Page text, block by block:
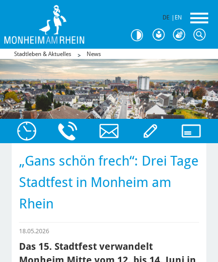
DE EN
Stadtleben & Aktuelles News
„Gans schön frech“: Drei Tage
Stadtfest in Monheim am
Rhein
18.05.2026
Das 15. Stadtfest verwandelt